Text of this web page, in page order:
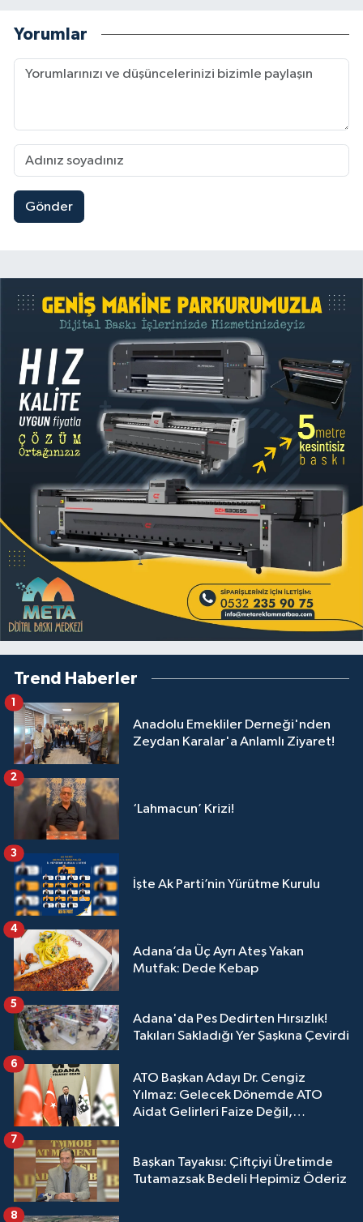
Yorumlar
Gönder
Trend Haberler
Anadolu Emekliler Derneği'nden
Zeydan Karalar'a Anlamlı Ziyaret!
1
‘Lahmacun’ Krizi!
2
İşte Ak Parti’nin Yürütme Kurulu
3
Adana’da Üç Ayrı Ateş Yakan
Mutfak: Dede Kebap
4
Adana'da Pes Dedirten Hırsızlık!
Takıları Sakladığı Yer Şaşkına Çevirdi
5
ATO Başkan Adayı Dr. Cengiz
Yılmaz: Gelecek Dönemde ATO
Aidat Gelirleri Faize Değil,
6
Başkan Tayakısı: Çiftçiyi Üretimde
Tutamazsak Bedeli Hepimiz Öderiz
7
8